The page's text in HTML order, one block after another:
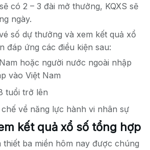
có 2 – 3 đài mở thưởng, KQXS sẽ
ngày.
số dự thưởng và xem kết quả xổ
đáp ứng các điều kiện sau:
hoặc người nước ngoài nhập
vào Việt Nam
tuổi trở lên
về năng lực hành vi nhân sự
kết quả xổ số tổng hợp
thiết ba miền hôm nay được chúng